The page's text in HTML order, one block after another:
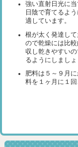
強い直射日光に
日陰で育てるよ
適しています。
根が太く発達し
ので乾燥には比
収し乾きやすい
るようにしましょ
肥料は５～９月
料を１ヶ月に１回